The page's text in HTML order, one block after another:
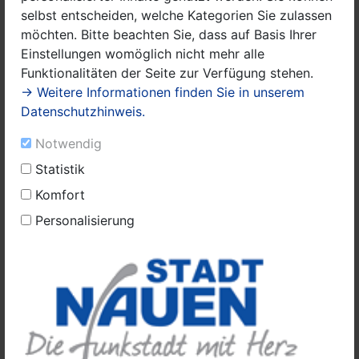
selbst entscheiden, welche Kategorien Sie zulassen
möchten. Bitte beachten Sie, dass auf Basis Ihrer
Einstellungen womöglich nicht mehr alle
Funktionalitäten der Seite zur Verfügung stehen.
→ Weitere Informationen finden Sie in unserem
Datenschutzhinweis.
Notwendig
Statistik
Komfort
Personalisierung
privaten Sportanlagen, Schwimmbädern,
Fitnessstudios, Tanzstudios ist untersagt. Ferner sind
Zusammenkünfte in Vereinen und sonstigen Sport- und
Freizeiteinrichtungen sowie die Wahrnehmung von
Angeboten in Volkshochschulen, Musikschulen und
sonstigen öffentlichen und privaten
sowie Reisebusreisen verboten. Der Besuch und die
Nutzung von öffentlich zugänglichen Spielplätzen ist
Vorsorge- und Rehabilitationseinrichtungen und
Hospizen dürfen laut der Rechtsverordnung keinen
Besuch empfangen. Ausnahme: Kinder unter 16 Jahren
und Schwerstkranke dürfen einmal am Tag von einer
Person für eine Stunde Besuch empfangen, allerdings